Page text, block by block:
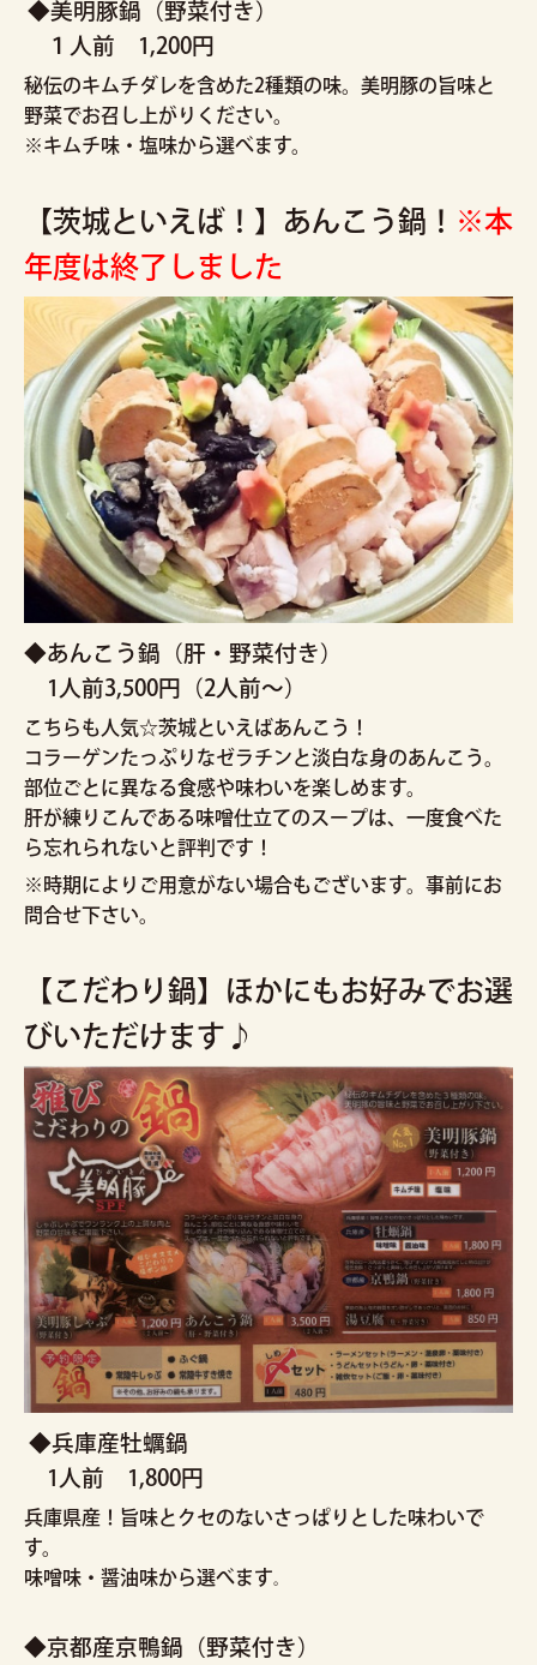
◆美明豚鍋（野菜付き）
１人前 1,200円
秘伝のキムチダレを含めた2種類の味。美明豚の旨味と
野菜でお召し上がりください。
※キムチ味・塩味から選べます。
【茨城といえば！】あんこう鍋！ ※本
年度は終了しました
◆あんこう鍋（肝・野菜付き）
1人前3,500円（2人前～）
こちらも人気☆茨城といえばあんこう！
コラーゲンたっぷりなゼラチンと淡白な身のあんこう。
部位ごとに異なる食感や味わいを楽しめます。
肝が練りこんである味噌仕立てのスープは、一度食べた
ら忘れられないと評判です！
※時期によりご用意がない場合もございます。事前にお
問合せ下さい。
【こだわり鍋】ほかにもお好みでお選
びいただけます♪
◆兵庫産牡蠣鍋
1人前 1,800円
兵庫県産！旨味とクセのないさっぱりとした味わいで
す。
味噌味・醤油味から選べます。
◆京都産京鴨鍋（野菜付き）